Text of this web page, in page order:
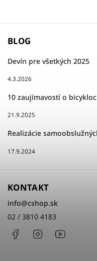
BLOG
Devín pre všetkých 2025
4.3.2026
10 zaujímavostí o
21.9.2025
Realizácie
17.9.2024
KONTAKT
info@cshop.sk
02 / 3810 4183
FacebookInstagram